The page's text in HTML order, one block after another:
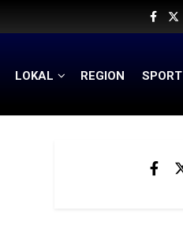
LOKAL REGION SPORT